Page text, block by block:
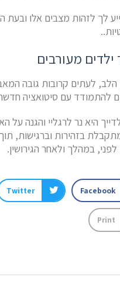
לך לזהות מצבים אלו ובעת
מעורבים
הלב, לעתים קרובות גובה
להתמודד עם סיטואציה
היא נר לרגליי והגנה
בזהירות וברגישות,
לפני, במהלך ולאחר הגירושין.
Facebook
Twitter
Print